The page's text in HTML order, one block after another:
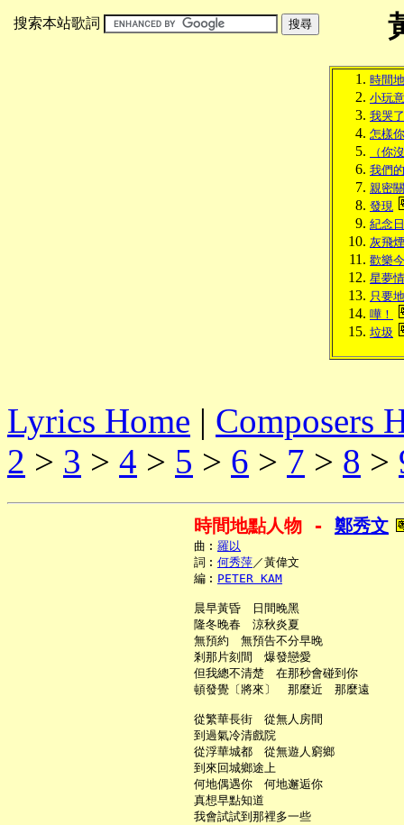
搜索本站歌詞
時間
小玩意
我哭了
怎樣
（你
我們
親密
發現
紀念日
灰飛
歡樂
星夢
只要
嘩！
垃圾
Lyrics Home | Composers
2 > 3 > 4 > 5 > 6 > 7 > 8 >
時間地點人物 - 鄭秀文
     曲︰
羅以
     詞︰
何秀萍／黃偉文
     編︰
PETER KAM
     晨早黃昏　日間晚黑
     隆冬晚春　涼秋炎夏
     無預約　無預告不分早晚
     剎那片刻間　爆發戀愛
     但我總不清楚　在那秒會碰到你
     頓發覺〔將來〕　那麼近　那麼遠
     從繁華長街　從無人房間
     到過氣冷清戲院
     從浮華城都　從無遊人窮鄉
     到來回城鄉途上
     何地偶遇你　何地邂逅你
     真想早點知道
     我會試試到那裡多一些